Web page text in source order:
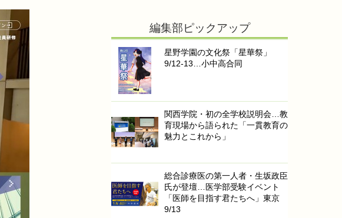
編集部ピックアップ
星野学園の文化祭「星華祭」
9/12-13…小中高合同
関西学院・初の全学校説明会…教
育現場から語られた「一貫教育の
魅力とこれから」
総合診療医の第一人者・生坂政臣
氏が登壇…医学部受験イベント
「医師を目指す君たちへ」東京
9/13